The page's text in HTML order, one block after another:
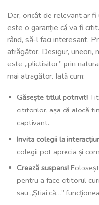
Dar, oricât de relevant ar fi
este o garanție că va fi
rând, să-l faci interesant.
atrăgător. Desigur, uneori,
este „plictisitor” prin
mai atragător. Iată cum:
Găsește titlul potrivit!
cititorilor, așa că alocă
captivant.
Invita colegii la
colegii pot aprecia și
Crează suspans!
pentru a face cititorul
sau „Știai că…”